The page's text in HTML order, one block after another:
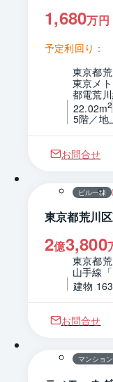
1,680万円
予定利回り：
東京都
東京メ
都電荒
22.02m2
5階／地
お問合せ
ビル一棟
東京都荒川
2億3,800
東京都
山手線
建物
お問合せ
マンショ